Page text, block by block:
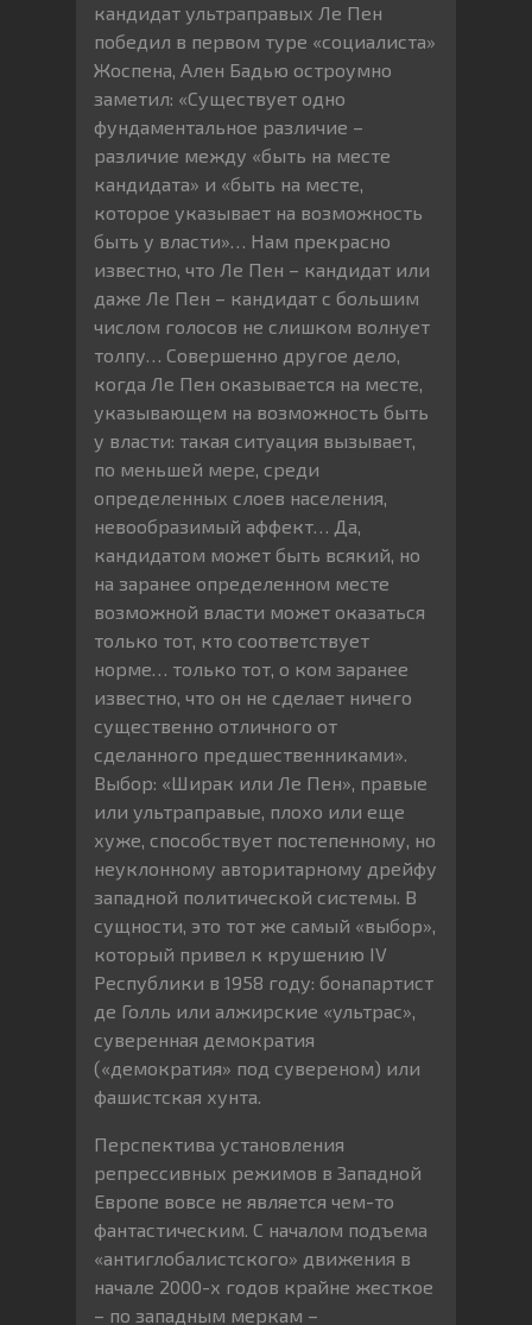
кандидат ультраправых Ле Пен
победил в первом туре «социалиста»
Жоспена, Ален Бадью остроумно
заметил: «Существует одно
фундаментальное различие –
различие между «быть на месте
кандидата» и «быть на месте,
которое указывает на возможность
быть у власти»… Нам прекрасно
известно, что Ле Пен – кандидат или
даже Ле Пен – кандидат с большим
числом голосов не слишком волнует
толпу… Совершенно другое дело,
когда Ле Пен оказывается на месте,
указывающем на возможность быть
у власти: такая ситуация вызывает,
по меньшей мере, среди
определенных слоев населения,
невообразимый аффект… Да,
кандидатом может быть всякий, но
на заранее определенном месте
возможной власти может оказаться
только тот, кто соответствует
норме… только тот, о ком заранее
известно, что он не сделает ничего
существенно отличного от
сделанного предшественниками».
Выбор: «Ширак или Ле Пен», правые
или ультраправые, плохо или еще
хуже, способствует постепенному, но
неуклонному авторитарному дрейфу
западной политической системы. В
сущности, это тот же самый «выбор»,
который привел к крушению IV
Республики в 1958 году: бонапартист
де Голль или алжирские «ультрас»,
суверенная демократия
(«демократия» под сувереном) или
фашистская хунта.
Перспектива установления
репрессивных режимов в Западной
Европе вовсе не является чем-то
фантастическим. С началом подъема
«антиглобалистского» движения в
начале 2000-х годов крайне жесткое
– по западным меркам –